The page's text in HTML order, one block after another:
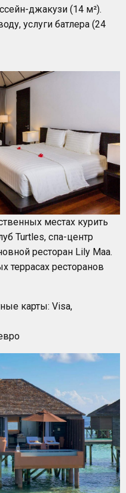
джакузи (14 м²).
услуги батлера (24
местах курить
Turtles, спа-центр
ресторан Lily Maa.
террасах ресторанов
карты: Visa,